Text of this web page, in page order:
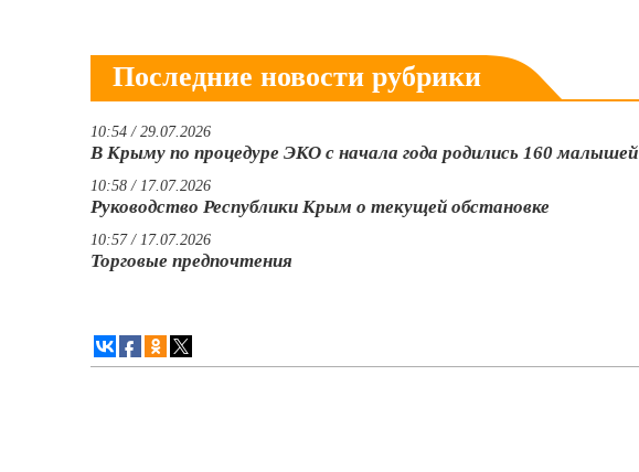
Последние новости рубрики
10:54 / 29.07.2026
В Крыму по процедуре ЭКО с начала года родились 160 малышей
10:58 / 17.07.2026
Руководство Республики Крым о текущей обстановке
10:57 / 17.07.2026
Торговые предпочтения